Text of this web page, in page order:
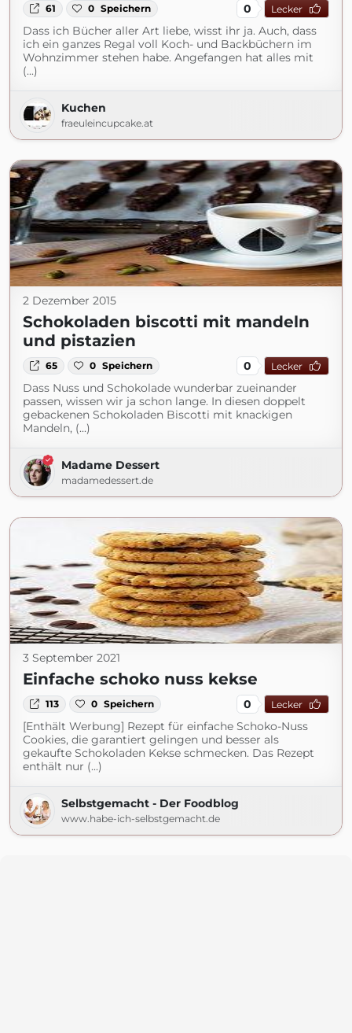
61 0 Speichern 0 Lecker
Dass ich Bücher aller Art liebe, wisst ihr ja. Auch, dass
ich ein ganzes Regal voll Koch- und Backbüchern im
Wohnzimmer stehen habe. Angefangen hat alles mit
(...)
Kuchen
fraeuleincupcake.at
2 Dezember 2015
Schokoladen biscotti mit mandeln
und pistazien
65 0 Speichern 0 Lecker
Dass Nuss und Schokolade wunderbar zueinander
passen, wissen wir ja schon lange. In diesen doppelt
gebackenen Schokoladen Biscotti mit knackigen
Mandeln, (...)
Madame Dessert
madamedessert.de
3 September 2021
Einfache schoko nuss kekse
113 0 Speichern 0 Lecker
[Enthält Werbung] Rezept für einfache Schoko-Nuss
Cookies, die garantiert gelingen und besser als
gekaufte Schokoladen Kekse schmecken. Das Rezept
enthält nur (...)
Selbstgemacht - Der Foodblog
www.habe-ich-selbstgemacht.de